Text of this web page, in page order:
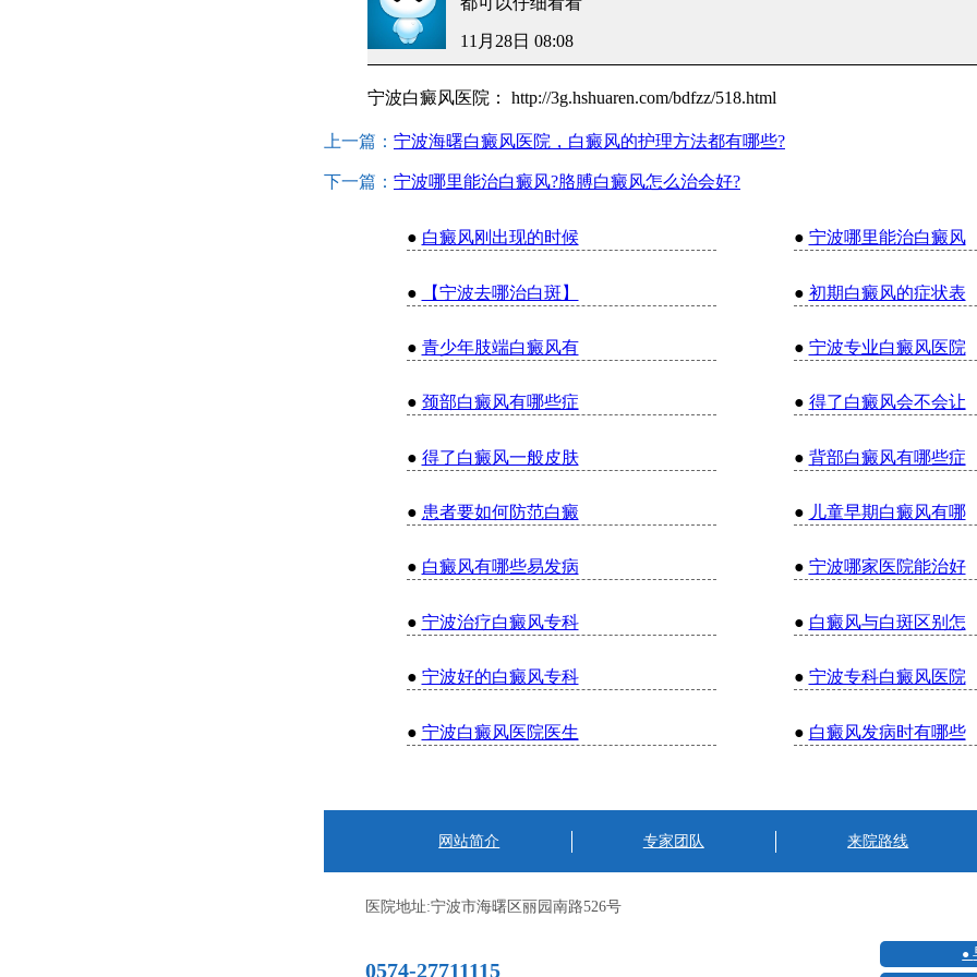
11月28日 08:08
宁波白癜风医院： http://3g.hshuaren.com/bdfzz/518.html
上一篇： 宁波海曙白癜风医院，白癜风的护理方法都有哪些?
下一篇： 宁波哪里能治白癜风?胳膊白癜风怎么治会好?
● 白癜风刚出现的时候 ● 宁波哪里能治白癜风
● 【宁波去哪治白斑】 ● 初期白癜风的症状表
● 青少年肢端白癜风有 ● 宁波专业白癜风医院
● 颈部白癜风有哪些症 ● 得了白癜风会不会让
● 得了白癜风一般皮肤 ● 背部白癜风有哪些症
● 患者要如何防范白癜 ● 儿童早期白癜风有哪
● 白癜风有哪些易发病 ● 宁波哪家医院能治好
● 宁波治疗白癜风专科 ● 白癜风与白斑区别怎
● 宁波好的白癜风专科 ● 宁波专科白癜风医院
● 宁波白癜风医院医生 ● 白癜风发病时有哪些
网站简介 专家团队 来院路线
医院地址:宁波市海曙区丽园南路526号
0574-27711115